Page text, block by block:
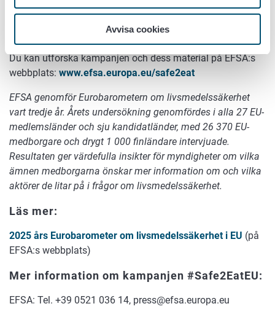
Avvisa cookies
konsumenter tydlig, vetenskapsbaserad information och
tips om livsmedelssäkerhet, vilket hjälper dem att göra
informerade val i vardagen.
Du kan utforska kampanjen och dess material på EFSA:s
webbplats: www.efsa.europa.eu/safe2eat
EFSA genomför Eurobarometern om livsmedelssäkerhet
vart tredje år. Årets undersökning genomfördes i alla 27 EU-
medlemsländer och sju kandidatländer, med 26 370 EU-
medborgare och drygt 1 000 finländare intervjuade.
Resultaten ger värdefulla insikter för myndigheter om vilka
ämnen medborgarna önskar mer information om och vilka
aktörer de litar på i frågor om livsmedelssäkerhet.
Läs mer:
2025 års Eurobarometer om livsmedelssäkerhet i EU (på
EFSA:s webbplats)
Mer information om kampanjen #Safe2EatEU:
EFSA: Tel. +39 0521 036 14, press@efsa.europa.eu